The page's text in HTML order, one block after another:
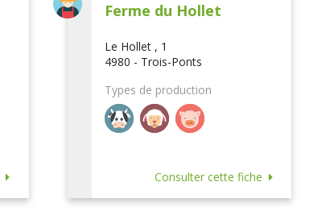
Ferme du Hollet
Le Hollet , 1
4980 - Trois-Ponts
Types de production
Consulter cette fiche